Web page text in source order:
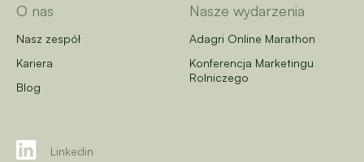
O nas
Nasz zespół
Kariera
Blog
Nasze wydarzenia
Adagri Online Marathon
Konferencja Marketingu
Rolniczego
Linkedin